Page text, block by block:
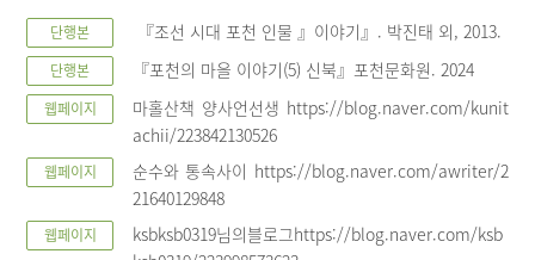
단행본 『조선 시대 포천 인물 』이야기』. 박진태 외, 2013.
단행본 『포천의 마을 이야기(5) 신북』포천문화원. 2024
웹페이지
마홀산책 양사언선생 https://blog.naver.com/kunit
achii/223842130526
웹페이지
순수와 통속사이 https://blog.naver.com/awriter/2
21640129848
웹페이지
ksbksb0319님의블로그https://blog.naver.com/ksb